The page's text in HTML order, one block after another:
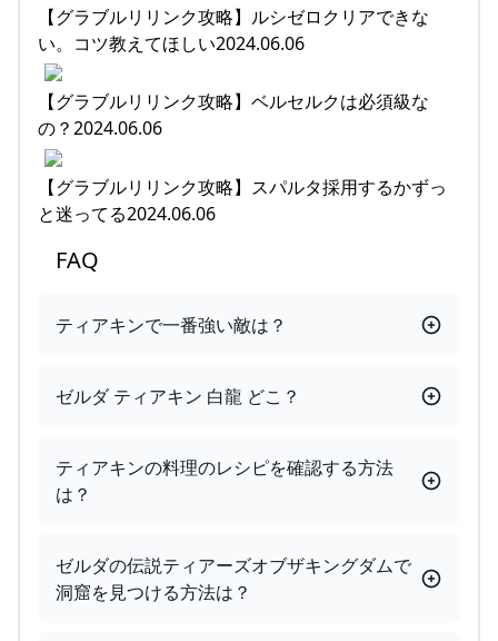
【グラブルリリンク攻略】ルシゼロクリアできな
い。コツ教えてほしい2024.06.06
【グラブルリリンク攻略】ベルセルクは必須級な
の？2024.06.06
【グラブルリリンク攻略】スパルタ採用するかずっ
と迷ってる2024.06.06
FAQ
ティアキンで一番強い敵は？
ゼルダ ティアキン 白龍 どこ？
ティアキンの料理のレシピを確認する方法
は？
ゼルダの伝説ティアーズオブザキングダムで
洞窟を見つける方法は？